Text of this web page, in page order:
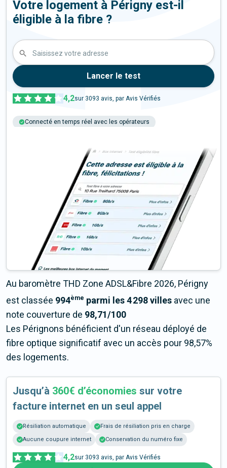
Votre logement à Périgny est-il
éligible à la fibre ?
Saisissez votre adresse
Lancer le test
4,2sur 3093 avis, par Avis Vérifiés
Connecté en temps réel avec les opérateurs
Au baromètre THD Zone ADSL&Fibre 2026, Périgny
est classée 994ème parmi les 4 298 villes avec une
note couverture de 98,71/100
Les Pérignons bénéficient d'un réseau déployé de
fibre optique significatif avec un accès pour 98,57%
des logements.
Jusqu’à 360€ d’économies sur votre
facture internet en un seul appel
Résiliation automatique
Frais de résiliation pris en charge
Aucune coupure internet
Conservation du numéro fixe
4,2sur 3093 avis, par Avis Vérifiés